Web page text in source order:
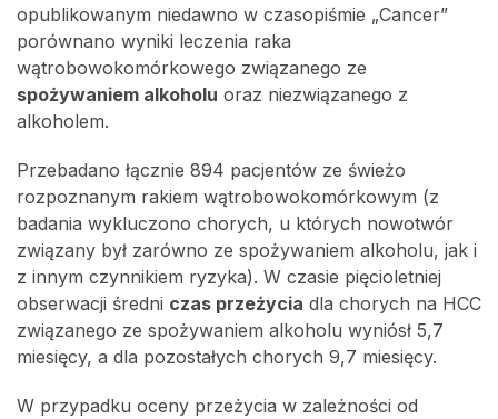
opublikowanym niedawno w czasopiśmie „Cancer”
porównano wyniki leczenia raka
wątrobowokomórkowego związanego ze
spożywaniem alkoholu oraz niezwiązanego z
alkoholem.
Przebadano łącznie 894 pacjentów ze świeżo
rozpoznanym rakiem wątrobowokomórkowym (z
badania wykluczono chorych, u których nowotwór
związany był zarówno ze spożywaniem alkoholu, jak i
z innym czynnikiem ryzyka). W czasie pięcioletniej
obserwacji średni czas przeżycia dla chorych na HCC
związanego ze spożywaniem alkoholu wyniósł 5,7
miesięcy, a dla pozostałych chorych 9,7 miesięcy.
W przypadku oceny przeżycia w zależności od